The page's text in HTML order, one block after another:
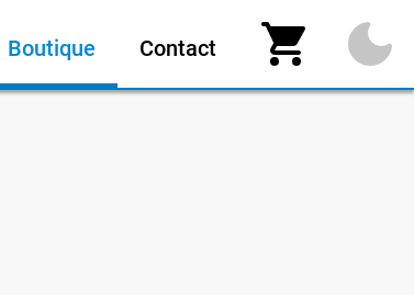
Boutique Contact